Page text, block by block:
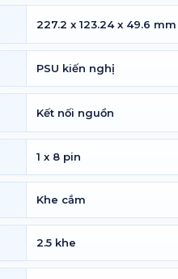
227.2 x 123.24 x 49.6 mm
PSU kiến nghị
Kết nối nguồn
1 x 8 pin
Khe cắm
2.5 khe